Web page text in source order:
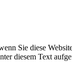
Sie diese
diesem Text